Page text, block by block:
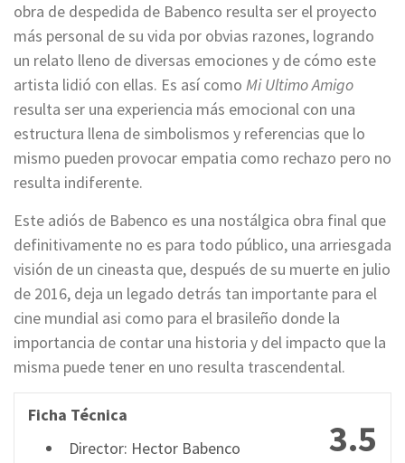
obra de despedida de Babenco resulta ser el proyecto
más personal de su vida por obvias razones, logrando
un relato lleno de diversas emociones y de cómo este
artista lidió con ellas. Es así como Mi Ultimo Amigo
resulta ser una experiencia más emocional con una
estructura llena de simbolismos y referencias que lo
mismo pueden provocar empatia como rechazo pero no
resulta indiferente.
Este adiós de Babenco es una nostálgica obra final que
definitivamente no es para todo público, una arriesgada
visión de un cineasta que, después de su muerte en julio
de 2016, deja un legado detrás tan importante para el
cine mundial asi como para el brasileño donde la
importancia de contar una historia y del impacto que la
misma puede tener en uno resulta trascendental.
3.5
Ficha Técnica
Director: Hector Babenco